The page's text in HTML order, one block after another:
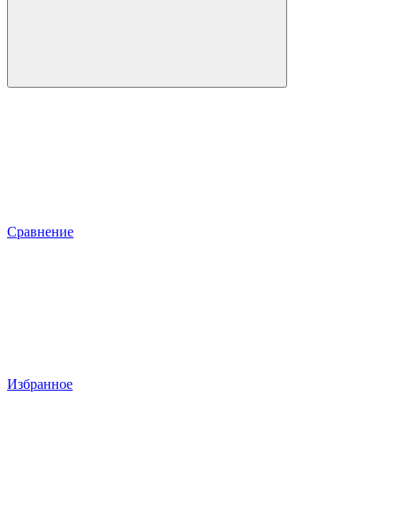
Сравнение
Избранное